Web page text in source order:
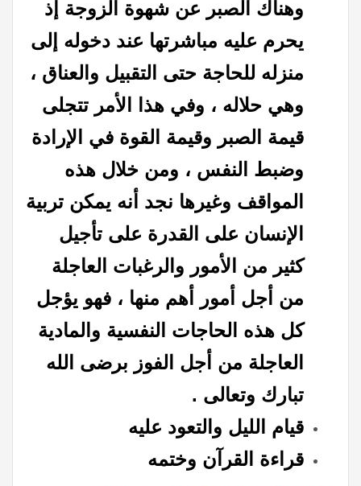
وهناك الصبر عن شهوة الزوجة إذ
يحرم عليه مباشرتها عند دخوله إلى
منزله للحاجة حتى التقبيل والعناق ،
وهي حلاله ، وفي هذا الأمر تتجلى
قيمة الصبر وقيمة القوة في الإرادة
وضبط النفس ، ومن خلال هذه
المواقف وغيرها نجد أنه يمكن تربية
الإنسان على القدرة على تأجيل
كثير من الأمور والرغبات العاجلة
من أجل أمور أهم منها ، فهو يؤجل
كل هذه الحاجات النفسية والمادية
العاجلة من أجل الفوز برضى الله
تبارك وتعالى .
قيام الليل والتعود عليه
قراءة القرآن وختمه